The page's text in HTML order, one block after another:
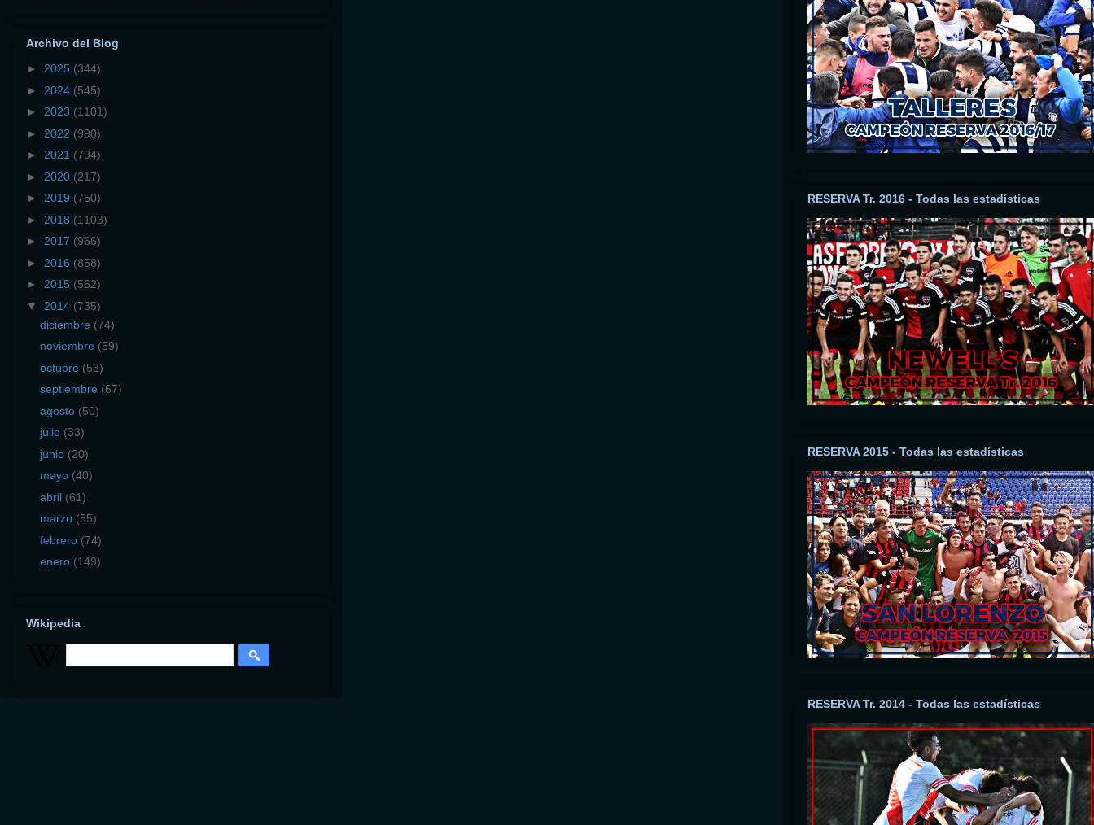
Archivo del Blog
► 2025 (344)
► 2024 (545)
► 2023 (1101)
► 2022 (990)
► 2021 (794)
► 2020 (217)
► 2019 (750)
► 2018 (1103)
► 2017 (966)
► 2016 (858)
► 2015 (562)
▼ 2014 (735)
diciembre (74)
noviembre (59)
octubre (53)
septiembre (67)
agosto (50)
julio (33)
junio (20)
mayo (40)
abril (61)
marzo (55)
febrero (74)
enero (149)
Wikipedia
RESERVA Tr. 2016 - Todas las estadísticas
RESERVA 2015 - Todas las estadísticas
RESERVA Tr. 2014 - Todas las estadísticas